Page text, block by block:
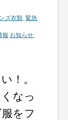
ズ衣類,緊急
報 お知らせ,
！。
なっ
をフ